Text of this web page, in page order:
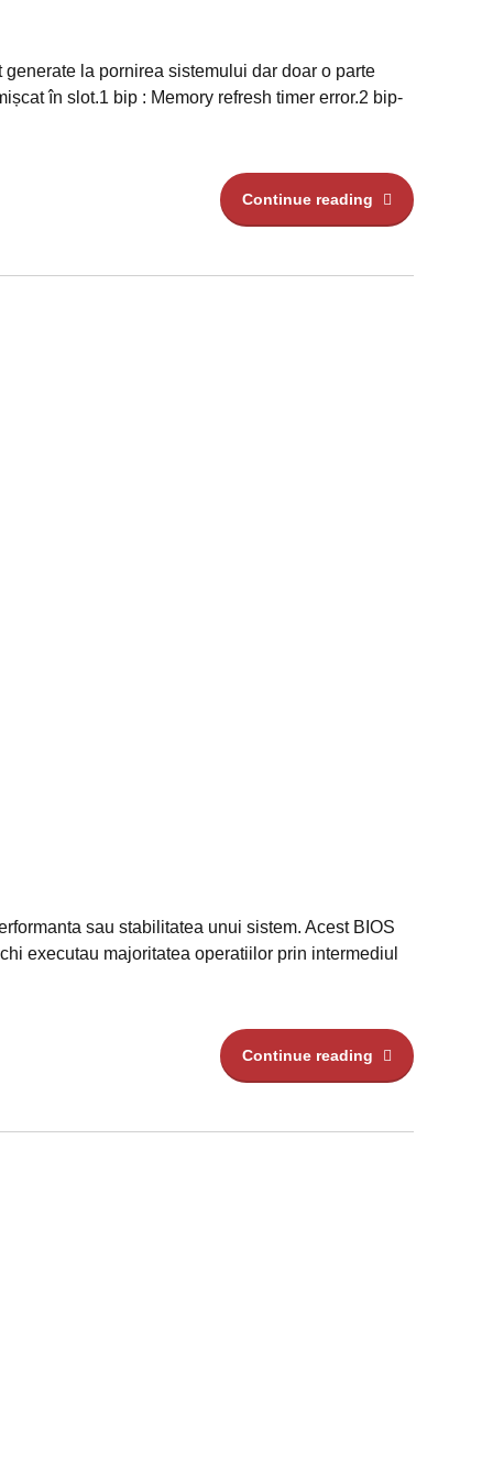
la pornirea sistemului dar doar o parte
în slot.1 bip : Memory refresh timer error.2 bip-
Continue reading
sau stabilitatea unui sistem. Acest BIOS
executau majoritatea operatiilor prin intermediul
Continue reading